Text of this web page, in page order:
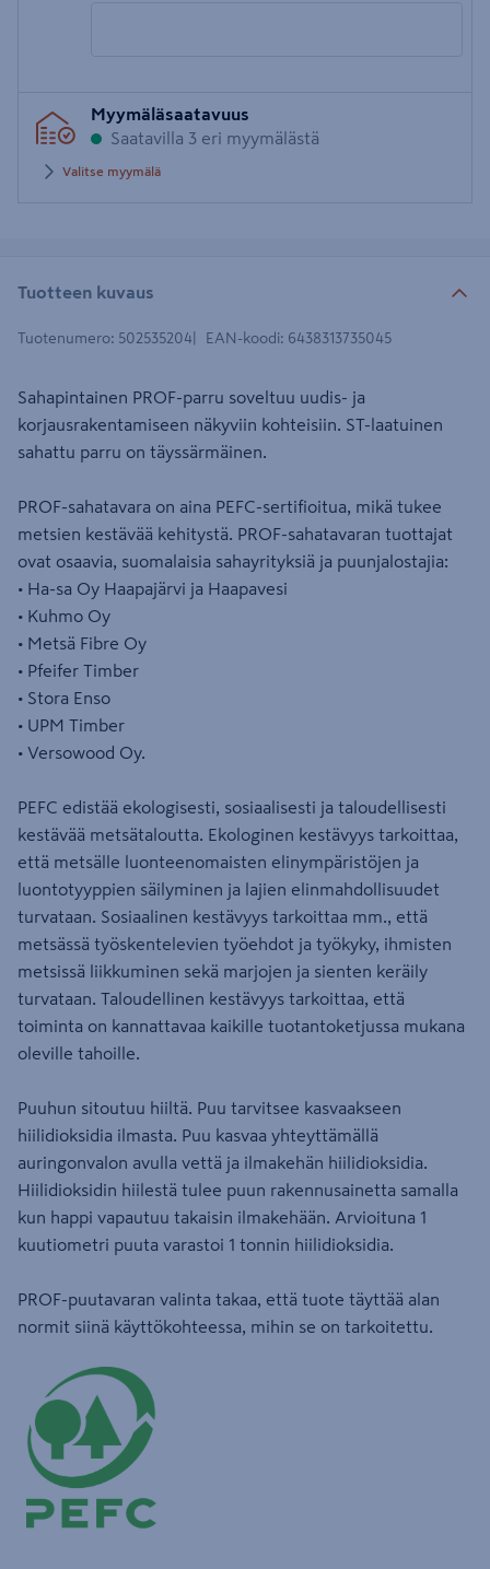
postinumero
Myymäläsaatavuus
Saatavilla 3 eri myymälästä
Valitse myymälä
Tuotteen kuvaus
Tuotenumero: 502535204 EAN-koodi: 6438313735045
Sahapintainen PROF-parru soveltuu uudis- ja
korjausrakentamiseen näkyviin kohteisiin. ST-laatuinen
sahattu parru on täyssärmäinen.
PROF-sahatavara on aina PEFC-sertifioitua, mikä tukee
metsien kestävää kehitystä. PROF-sahatavaran tuottajat
ovat osaavia, suomalaisia sahayrityksiä ja puunjalostajia:
• Ha-sa Oy Haapajärvi ja Haapavesi
• Kuhmo Oy
• Metsä Fibre Oy
• Pfeifer Timber
• Stora Enso
• UPM Timber
• Versowood Oy.
PEFC edistää ekologisesti, sosiaalisesti ja taloudellisesti
kestävää metsätaloutta. Ekologinen kestävyys tarkoittaa,
että metsälle luonteenomaisten elinympäristöjen ja
luontotyyppien säilyminen ja lajien elinmahdollisuudet
turvataan. Sosiaalinen kestävyys tarkoittaa mm., että
metsässä työskentelevien työehdot ja työkyky, ihmisten
metsissä liikkuminen sekä marjojen ja sienten keräily
turvataan. Taloudellinen kestävyys tarkoittaa, että
toiminta on kannattavaa kaikille tuotantoketjussa mukana
oleville tahoille.
Puuhun sitoutuu hiiltä. Puu tarvitsee kasvaakseen
hiilidioksidia ilmasta. Puu kasvaa yhteyttämällä
auringonvalon avulla vettä ja ilmakehän hiilidioksidia.
Hiilidioksidin hiilestä tulee puun rakennusainetta samalla
kun happi vapautuu takaisin ilmakehään. Arvioituna 1
kuutiometri puuta varastoi 1 tonnin hiilidioksidia.
PROF-puutavaran valinta takaa, että tuote täyttää alan
normit siinä käyttökohteessa, mihin se on tarkoitettu.